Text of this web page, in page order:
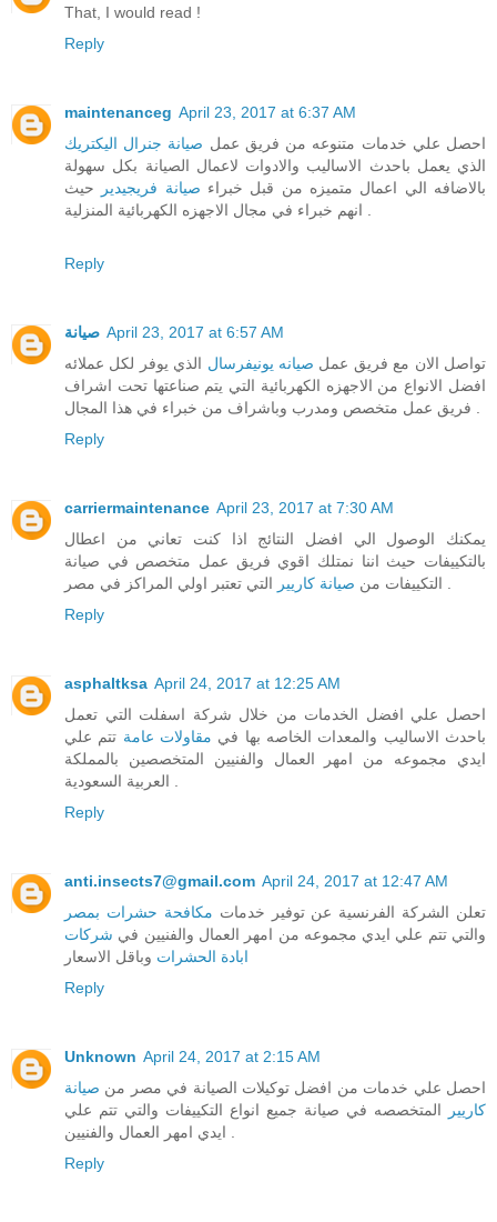
That, I would read !
Reply
maintenanceg April 23, 2017 at 6:37 AM
احصل علي خدمات متنوعه من فريق عمل صيانة جنرال اليكتريك
الذي يعمل باحدث الاساليب والادوات لاعمال الصيانة بكل سهولة
بالاضافه الي اعمال متميزه من قبل خبراء صيانة فريجيدير
حيث
Reply
صيانة April 23, 2017 at 6:57 AM
تواصل الان مع فريق عمل صيانه يونيفرسال الذي يوفر لكل عملائه
افضل الانواع من الاجهزه الكهربائية التي يتم صناعتها تحت اشراف
Reply
carriermaintenance April 23, 2017 at 7:30 AM
يمكنك الوصول الي افضل النتائج اذا كنت تعاني من اعطال
بالتكييفات حيث اننا نمتلك اقوي فريق عمل متخصص في صيانة
التكييفات من صيانة كاريير
Reply
asphaltksa April 24, 2017 at 12:25 AM
احصل علي افضل الخدمات من خلال شركة اسفلت التي تعمل
باحدث الاساليب والمعدات الخاصه بها في مقاولات عامة تتم علي
ايدي مجموعه من امهر العمال والفنيين المتخصصين بالمملكة
Reply
anti.insects7@gmail.com April 24, 2017 at 12:47 AM
تعلن الشركة الفرنسية عن توفير خدمات مكافحة حشرات بمصر
والتي تتم علي ايدي مجموعه من امهر العمال والفنيين في شركات
ابادة الحشرات وباقل الاسعار
Reply
Unknown April 24, 2017 at 2:15 AM
احصل علي خدمات من افضل توكيلات الصيانة في مصر من صيانة
كاريير
المتخصصه في صيانة جميع انواع التكييفات والتي تتم علي
Reply